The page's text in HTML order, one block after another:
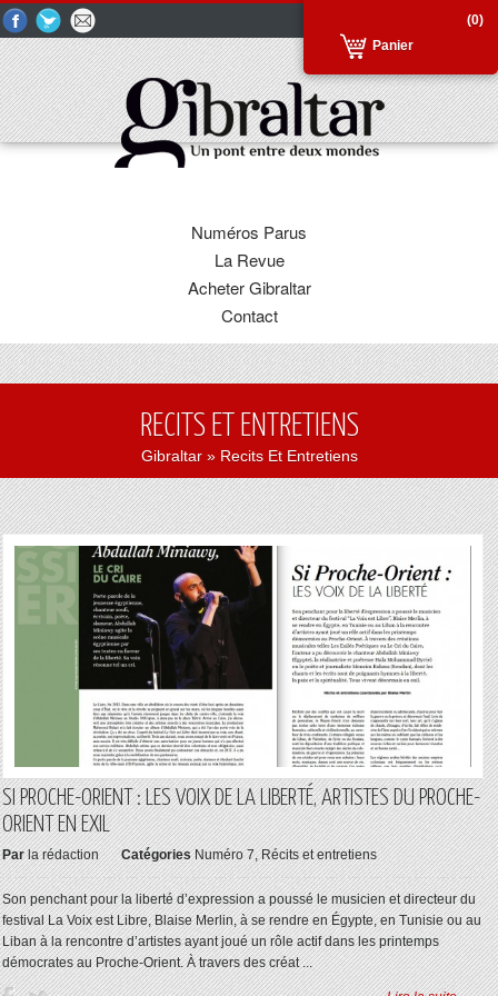
(0)
Panier
Numéros Parus
La Revue
Acheter Gibraltar
Contact
RECITS ET ENTRETIENS
Gibraltar» Recits Et Entretiens
SI PROCHE-ORIENT : LES VOIX DE LA LIBERTÉ, ARTISTES DU PROCHE-
ORIENT EN EXIL
Par la rédaction Catégories Numéro 7,Récits et entretiens
Son penchant pour la liberté d’expression a poussé le musicien et directeur du
festival La Voix est Libre, Blaise Merlin, à se rendre en Égypte, en Tunisie ou au
Liban à la rencontre d’artistes ayant joué un rôle actif dans les printemps
démocrates au Proche-Orient. À travers des créat ...